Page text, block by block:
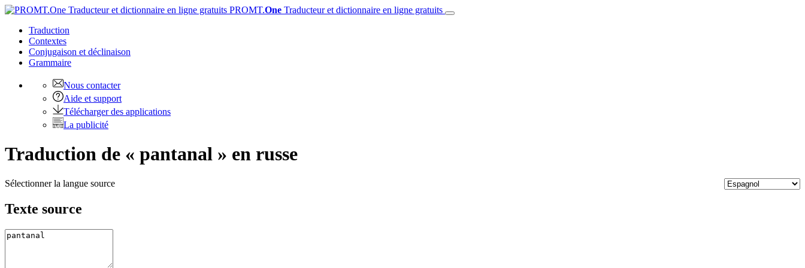
PROMT.One Traducteur et dictionnaire en ligne gratuits
Traduction
Contextes
Conjugaison et déclinaison
Grammaire
Nous contacter
Aide et support
Télécharger des applications
La publicité
Traduction de « pantanal » en russe
Sélectionner la langue source
Texte source